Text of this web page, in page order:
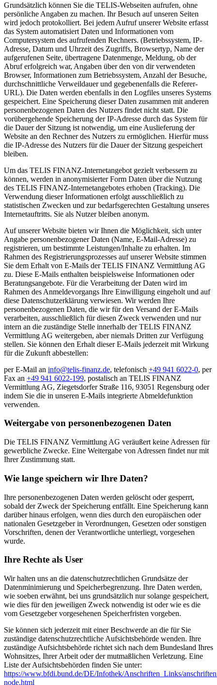
Grundsätzlich können Sie die TELIS-Webseiten aufrufen, ohne
persönliche Angaben zu machen. Ihr Besuch auf unseren Seiten
wird jedoch protokolliert. Bei jedem Aufruf unserer Website erfasst
das System automatisiert Daten und Informationen vom
Computersystem des aufrufenden Rechners. (Betriebssystem, IP-
Adresse, Datum und Uhrzeit des Zugriffs, Browsertyp, Name der
aufgerufenen Seite, übertragene Datenmenge, Meldung, ob der
Abruf erfolgreich war, Angaben über den von dir verwendeten
Browser, Informationen zum Betriebssystem, Anzahl der Besuche,
durchschnittliche Verweildauer und gegebenenfalls die Referer-
URL). Die Daten werden ebenfalls in den Logfiles unseres Systems
gespeichert. Eine Speicherung dieser Daten zusammen mit anderen
personenbezogenen Daten des Nutzers findet nicht statt. Die
vorübergehende Speicherung der IP-Adresse durch das System für
die Dauer der Sitzung ist notwendig, um eine Auslieferung der
Website an den Rechner des Nutzers zu ermöglichen. Hierfür muss
die IP-Adresse des Nutzers für die Dauer der Sitzung gespeichert
bleiben.
Um das TELIS FINANZ-Internetangebot gezielt verbessern zu
können, werden in anonymisierter Form Daten über die Nutzung
des TELIS FINANZ-Internetangebotes erhoben (Tracking). Die
Verwendung dieser Informationen erfolgt ausschließlich zu
statistischen Zwecken und zur bedarfsgerechten Gestaltung unseres
Internetauftritts. Sie als Nutzer bleiben anonym.
Auf unserer Website bieten wir Ihnen die Möglichkeit, sich unter
Angabe personenbezogener Daten (Name, E-Mail-Adresse) zu
registrieren, um bestimmte Leistungen/Inhalte zu erhalten. Im
Rahmen des Registrierungsprozesses auf unserer Website stimmen
Sie dem Erhalt von E-Mails der TELIS FINANZ Vermittlung AG
zu. Diese E-Mails enthalten beispielsweise Informationen oder
Beratungsangebote. Für die Verarbeitung der Daten wird im
Rahmen des Anmeldevorgangs Ihre Einwilligung eingeholt und auf
diese Datenschutzerklärung verwiesen. Wir werden Ihre
personenbezogenen Daten, die wir für den Versand der E-Mails
verarbeiten, ausschließlich für diesen Zweck verwenden und nur
intern an die zuständige Stelle innerhalb der TELIS FINANZ
Vermittlung AG weitergeben, aber niemals Dritten zur Verfügung
stellen. Sie können den Erhalt dieser E-Mails jederzeit mit Wirkung
für die Zukunft abbestellen:
per E-Mail an info@telis-finanz.de, telefonisch +49 941 6022-0, per
Fax an +49 941 6022-199, postalisch an TELIS FINANZ
Vermittlung AG, Ziegetsdorfer Straße 116, 93051 Regensburg oder
indem Sie die in unseren E-Mails integrierte Abmeldefunktion
verwenden.
Weitergabe von personenbezogenen Daten
Die TELIS FINANZ Vermittlung AG veräußert keine Adressen für
gewerbliche Zwecke. Eine Weitergabe von Adressen findet nur mit
Ihrer Zustimmung statt.
Wie lange speichern wir Ihre Daten?
Ihre personenbezogenen Daten werden gelöscht oder gesperrt,
sobald der Zweck der Speicherung entfällt. Eine Speicherung kann
darüber hinaus erfolgen, wenn dies durch den europäischen oder
nationalen Gesetzgeber in Verordnungen, Gesetzen oder sonstigen
Vorschriften, denen der Verantwortliche unterliegt, vorgesehen
wurde.
Ihre Rechte als User
Wir halten uns an die datenschutzrechtlichen Grundsätze der
Datenminimierung und Speicherbegrenzung. Ihre Daten werden,
wie soeben erwähnt, bei uns grundsätzlich nur solange gespeichert,
wie dies für den jeweiligen Zweck notwendig ist oder wie es die
vom Gesetzgeber vorgesehenen Speicherfristen vorgeben.
Sie können sich jederzeit mit einer Beschwerde an die für Sie
zuständige datenschutzrechtliche Aufsichtsbehörde wenden. Ihre
zuständige Aufsichtsbehörde richtet sich nach dem Bundesland Ihres
Wohnsitzes, Ihrer Arbeit oder der mutmaßlichen Verletzung. Eine
Liste der Aufsichtsbehörden finden Sie unter:
https://www.bfdi.bund.de/DE/Infothek/Anschriften_Links/
node.html